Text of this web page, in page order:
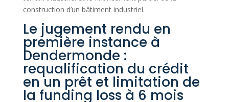
construction d’un bâtiment industriel.
Le jugement rendu en
première instance à
Dendermonde :
requalification du crédit
en un prêt et limitation de
la funding loss à 6 mois